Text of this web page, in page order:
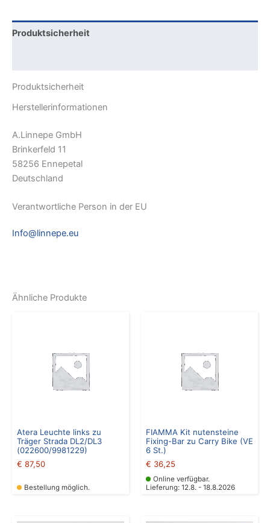
Produktsicherheit
Produktsicherheit
Herstellerinformationen
A.Linnepe GmbH
Brinkerfeld 11
58256 Ennepetal
Deutschland
Verantwortliche Person in der EU
Info@linnepe.eu
Ähnliche Produkte
Atera Leuchte links zu
Träger Strada DL2/DL3
(022600/9981229)
€ 87,50
Bestellung möglich.
FIAMMA Kit nutensteine
Fixing-Bar zu Carry Bike (VE
6 St.)
€ 36,25
Online verfügbar.
Lieferung: 12.8. - 18.8.2026